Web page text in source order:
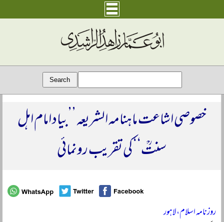
خصوصی اشاعت ماہنامہ الشریعہ ’’بیاد امام اہل
سنتؒ‘‘ کی تقریب رونمائی
روزنامہ اسلام، لاہور